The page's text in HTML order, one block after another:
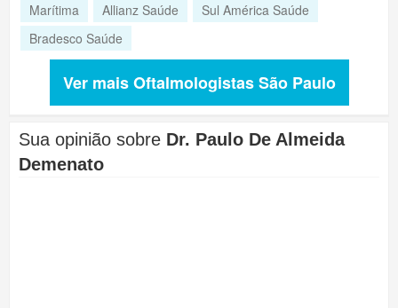
Marítima
Allianz Saúde
Sul América Saúde
Bradesco Saúde
Ver mais Oftalmologistas São Paulo
Sua opinião sobre Dr. Paulo De Almeida
Demenato